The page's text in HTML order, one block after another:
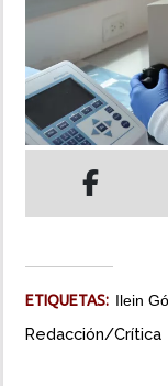
INSÓLITAS
MULTIMEDIA
IMPRESO
ETIQUETAS: Ilein
Redacción/Crítica